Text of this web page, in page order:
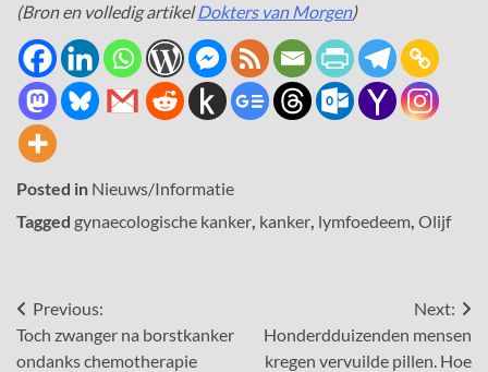
(Bron en volledig artikelDokters van Morgen)
Posted in Nieuws/Informatie
Tagged gynaecologische kanker, kanker, lymfoedeem, Olijf
Bericht
navigatie
Previous:
Toch zwanger na borstkanker
ondanks chemotherapie
Next:
Honderdduizenden mensen
kregen vervuilde pillen. Hoe